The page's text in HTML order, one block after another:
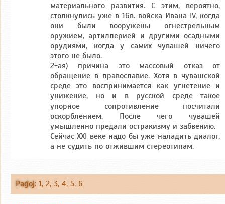
материального развития. С этим, вероятно,
столкнулись уже в 16в. войска Ивана IV, когда
они были вооружены огнестрельным
оружием, артиллерией и другими осадными
орудиями, когда у самих чувашей ничего
этого не было.
2-ая) причина это массовый отказ от
обращение в православие. Хотя в чувашской
среде это воспринимается как угнетение и
унижение, но и в русской среде такое
упорное сопротивление посчитали
оскорблением. После чего чувашей
умышленно предали остракизму и забвению.
Сейчас XXI веке надо бы уже наладить диалог,
а не судить по отжившим стереотипам.
Paĝoj: 1, 2, 3, 4, 5, 6